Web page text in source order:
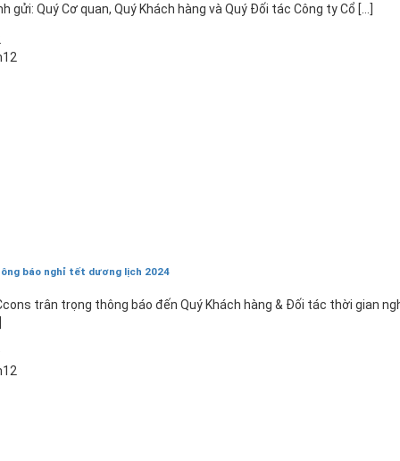
gửi: Quý Cơ quan, Quý Khách hàng và Quý Đối tác Công ty Cổ [...]
báo nghỉ tết dương lịch 2024
trân trọng thông báo đến Quý Khách hàng & Đối tác thời gian